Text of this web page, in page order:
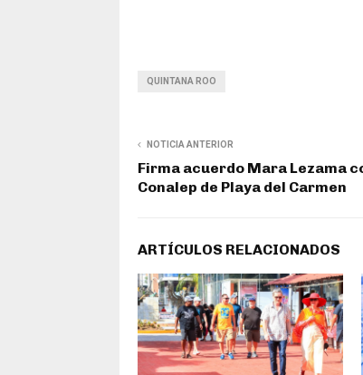
QUINTANA ROO
NOTICIA ANTERIOR
Firma acuerdo Mara Lezama
Conalep de Playa del Carmen
ARTÍCULOS RELACIONADOS